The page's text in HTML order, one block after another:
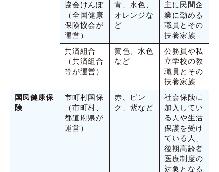
協会けんぽ
（全国健康
保険協会が
運営）
青、水色、
オレンジな
ど
主に民間企
業に勤める
職員とその
扶養家族
共済組合
（共済組合
等が運営）
黄色、水色
など
公務員や私
立学校の教
職員とその
扶養家族
国民健康保
険
市町村国保
（市町村、
都道府県が
運営）
赤、ピン
ク、紫など
社会保険に
加入してい
る人や生活
保護を受け
ている人、
後期高齢者
医療制度の
対象となる